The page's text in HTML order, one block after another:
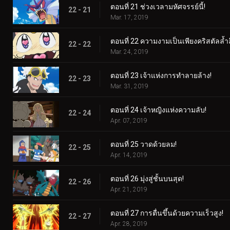
22 - 21 ตอนที่ 21 ช่วงเวลามหัศจรรย์นี้!
Mar. 17, 2019
22 - 22 ตอนที่ 22 ความงามเป็นเพียงคริสตัลล้
Mar. 24, 2019
22 - 23 ตอนที่ 23 เจ้าแห่งการทำลายล้าง!
Mar. 31, 2019
22 - 24 ตอนที่ 24 เจ้าหญิงแห่งความลับ!
Apr. 07, 2019
22 - 25 ตอนที่ 25 วาดด้วยลม!
Apr. 14, 2019
22 - 26 ตอนที่ 26 มุ่งสู่ชั้นบนสุด!
Apr. 21, 2019
22 - 27 ตอนที่ 27 การตื่นขึ้นด้วยความเร็วสูง!
Apr. 28, 2019